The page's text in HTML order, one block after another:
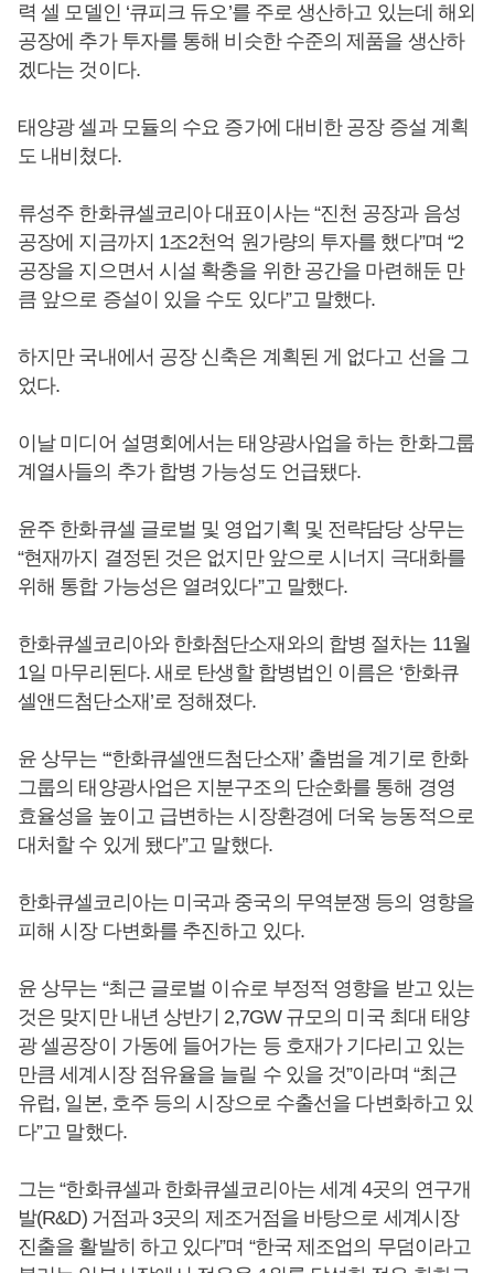
력 셀 모델인 ‘큐피크 듀오’를 주로 생산하고 있는데 해외
공장에 추가 투자를 통해 비슷한 수준의 제품을 생산하
겠다는 것이다.
태양광 셀과 모듈의 수요 증가에 대비한 공장 증설 계획
도 내비쳤다.
류성주 한화큐셀코리아 대표이사는 “진천 공장과 음성
공장에 지금까지 1조2천억 원가량의 투자를 했다”며 “2
공장을 지으면서 시설 확충을 위한 공간을 마련해둔 만
큼 앞으로 증설이 있을 수도 있다”고 말했다.
하지만 국내에서 공장 신축은 계획된 게 없다고 선을 그
었다.
이날 미디어 설명회에서는 태양광사업을 하는 한화그룹
계열사들의 추가 합병 가능성도 언급됐다.
윤주 한화큐셀 글로벌 및 영업기획 및 전략담당 상무는
“현재까지 결정된 것은 없지만 앞으로 시너지 극대화를
위해 통합 가능성은 열려있다”고 말했다.
한화큐셀코리아와 한화첨단소재와의 합병 절차는 11월
1일 마무리된다. 새로 탄생할 합병법인 이름은 ‘한화큐
셀앤드첨단소재’로 정해졌다.
윤 상무는 “‘한화큐셀앤드첨단소재’ 출범을 계기로 한화
그룹의 태양광사업은 지분구조의 단순화를 통해 경영
효율성을 높이고 급변하는 시장환경에 더욱 능동적으로
대처할 수 있게 됐다”고 말했다.
한화큐셀코리아는 미국과 중국의 무역분쟁 등의 영향을
피해 시장 다변화를 추진하고 있다.
윤 상무는 “최근 글로벌 이슈로 부정적 영향을 받고 있는
것은 맞지만 내년 상반기 2,7GW 규모의 미국 최대 태양
광 셀공장이 가동에 들어가는 등 호재가 기다리고 있는
만큼 세계시장 점유율을 늘릴 수 있을 것”이라며 “최근
유럽, 일본, 호주 등의 시장으로 수출선을 다변화하고 있
다”고 말했다.
그는 “한화큐셀과 한화큐셀코리아는 세계 4곳의 연구개
발(R&D) 거점과 3곳의 제조거점을 바탕으로 세계시장
진출을 활발히 하고 있다”며 “한국 제조업의 무덤이라고